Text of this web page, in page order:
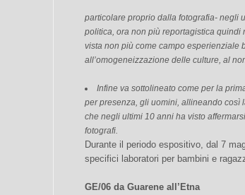
particolare proprio dalla fotografia- negli
politica, ora non più reportagistica quindi
vista non più come campo esperienziale
all’omogeneizzazione delle culture, al
Infine va sottolineato come per la
per presenza, gli uomini, allineando
che negli ultimi 10 anni ha visto
fotografi.
Durante il periodo espositivo, dal 7
specifici laboratori per bambini e
GE/06 da Guarene all’Etna